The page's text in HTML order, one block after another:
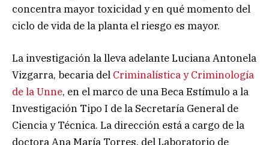
concentra mayor toxicidad y en qué momento del
ciclo de vida de la planta el riesgo es mayor.
La investigación la lleva adelante Luciana Antonela
Vizgarra, becaria del Criminalística y Criminología
de la Unne, en el marco de una Beca Estímulo a la
Investigación Tipo I de la Secretaría General de
Ciencia y Técnica. La dirección está a cargo de la
doctora Ana María Torres, del Laboratorio de